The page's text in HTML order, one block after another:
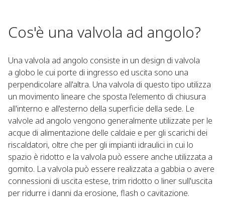
Cos'è una valvola ad angolo?
Una valvola ad angolo consiste in un design di valvola
a globo le cui porte di ingresso ed uscita sono una
perpendicolare all'altra. Una valvola di questo tipo utilizza
un movimento lineare che sposta l'elemento di chiusura
all'interno e all'esterno della superficie della sede. Le
valvole ad angolo vengono generalmente utilizzate per le
acque di alimentazione delle caldaie e per gli scarichi dei
riscaldatori, oltre che per gli impianti idraulici in cui lo
spazio è ridotto e la valvola può essere anche utilizzata a
gomito. La valvola può essere realizzata a gabbia o avere
connessioni di uscita estese, trim ridotto o liner sull'uscita
per ridurre i danni da erosione, flash o cavitazione.